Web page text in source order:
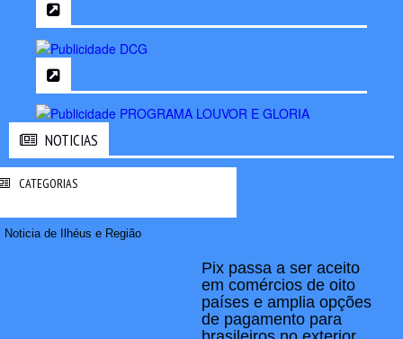
NOTICIAS
CATEGORIAS
Noticia de Ilhéus e Região
Pix passa a ser aceito
em comércios de oito
países e amplia opções
de pagamento para